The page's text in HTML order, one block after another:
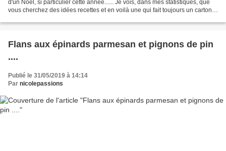
d'un Noël, si particulier cette année...... Je vois, dans mes statistiques, que
vous cherchez des idées recettes et en voilà une qui fait toujours un carton
Flans aux épinards parmesan et pignons de pin
....
Publié le 31/05/2019 à 14:14
Par nicolepassions